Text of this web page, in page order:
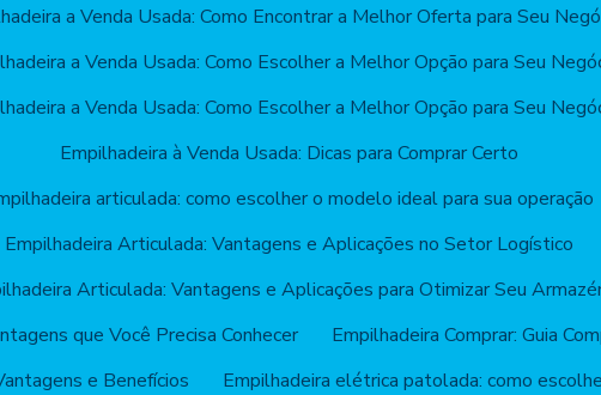
a Venda Usada: Como Encontrar a Melhor Oferta para Seu
a Venda Usada: Como Escolher a Melhor Opção para Seu
a Venda Usada: Como Escolher a Melhor Opção para Seu
Empilhadeira à Venda Usada: Dicas para Comprar Certo
articulada: como escolher o modelo ideal para sua operação
Empilhadeira Articulada: Vantagens e Aplicações no Setor Logístico
Articulada: Vantagens e Aplicações para Otimizar Seu
que Você Precisa Conhecer
Empilhadeira Comprar: Guia
e Benefícios
Empilhadeira elétrica patolada: como